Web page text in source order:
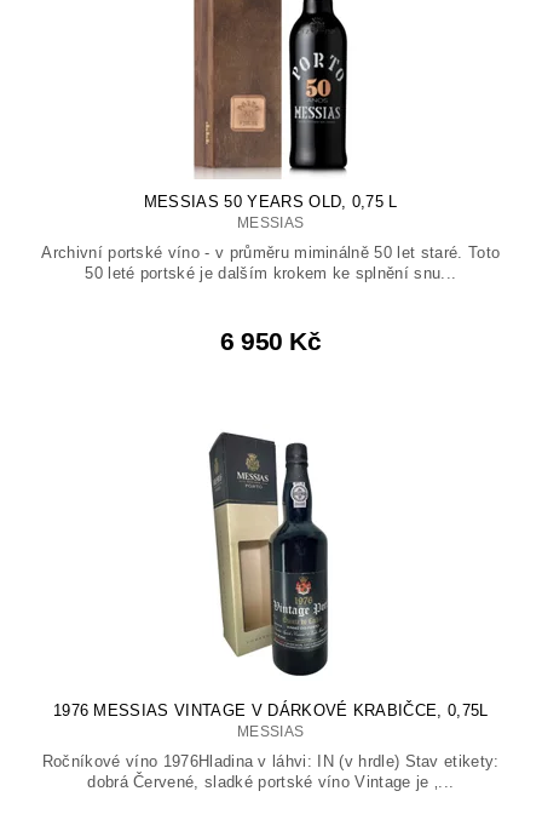
MESSIAS 50 YEARS OLD, 0,75 L
MESSIAS
Archivní portské víno - v průměru miminálně 50 let staré. Toto
50 leté portské je dalším krokem ke splnění snu...
6 950 Kč
1976 MESSIAS VINTAGE V DÁRKOVÉ KRABIČCE, 0,75L
MESSIAS
Ročníkové víno 1976Hladina v láhvi: IN (v hrdle) Stav etikety:
dobrá Červené, sladké portské víno Vintage je ‚...